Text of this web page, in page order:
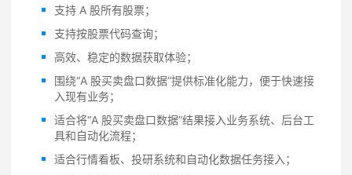
支持 A 股所有股票；
支持按股票代码查询；
高效、稳定的数据获取体验；
围绕“A 股买卖盘口数据”提供标准化能力，便于快速接
入现有业务；
适合将“A 股买卖盘口数据”结果接入业务系统、后台工
具和自动化流程；
适合行情看板、投研系统和自动化数据任务接入；